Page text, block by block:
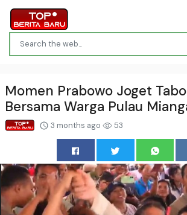
Momen Prabowo Joget
Bersama Warga Pulau
3 months ago 53